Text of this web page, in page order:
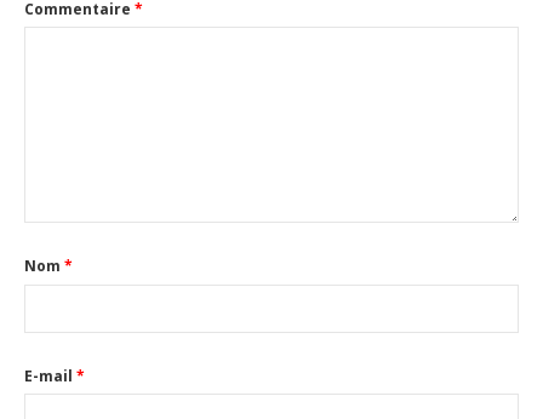
Commentaire *
Nom *
E-mail *